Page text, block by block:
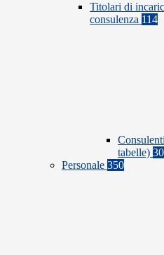
Titolari di
consulenza 114
tabelle) 30
Personale 350